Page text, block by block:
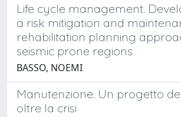
Life cycle management.
a risk mitigation and
rehabilitation planning
seismic prone regions
BASSO, NOEMI
Manutenzione. Un progetto
oltre la crisi